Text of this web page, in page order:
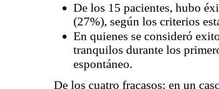
De los 15 pacientes, hubo
(27%), según los criterios
En quienes se consideró
tranquilos durante los
espontáneo.
De los cuatro fracasos: en un